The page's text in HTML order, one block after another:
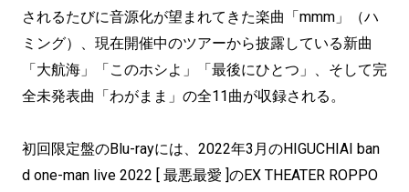
されるたびに音源化が望まれてきた楽曲「mmm」（ハ
ミング）、現在開催中のツアーから披露している新曲
「大航海」「このホシよ」「最後にひとつ」、そして完
全未発表曲「わがまま」の全11曲が収録される。
初回限定盤のBlu-rayには、2022年3月のHIGUCHIAI ban
d one-man live 2022 [ 最悪最愛 ]のEX THEATER ROPPO